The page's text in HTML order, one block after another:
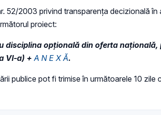
52/2003 privind transparenţa decizională
proiect:
opțională din oferta
VI-a) +A N E X Ă.
publice pot fi trimise în următoarele 10 zile